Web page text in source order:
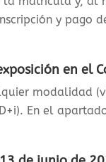
y pago
en el
modalidad
En el